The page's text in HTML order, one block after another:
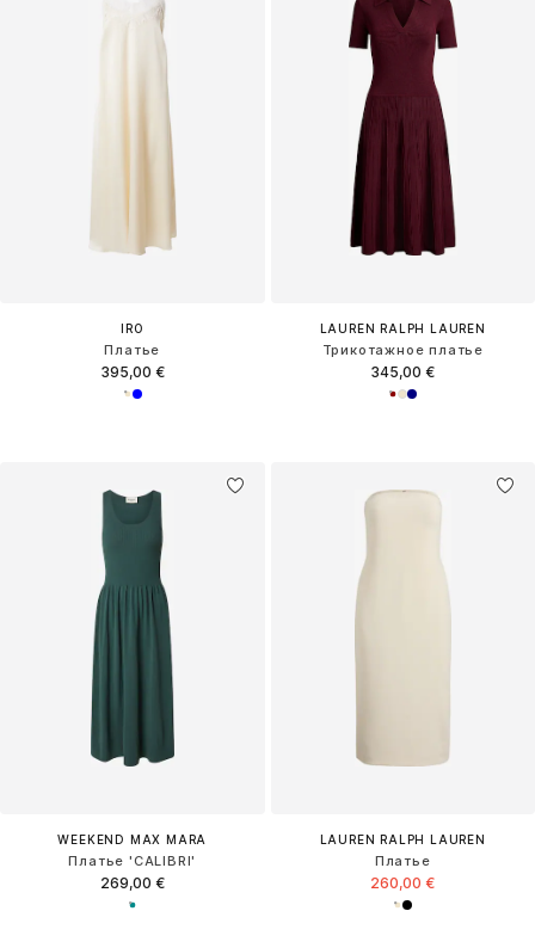
IRO
Платье
395,00 €
LAUREN RALPH LAUREN
Трикотажное платье
345,00 €
WEEKEND MAX MARA
Платье 'CALIBRI'
269,00 €
LAUREN RALPH LAUREN
Платье
260,00 €